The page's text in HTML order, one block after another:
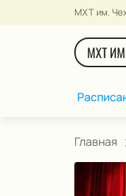
МХТ им.
МХТ
Главная